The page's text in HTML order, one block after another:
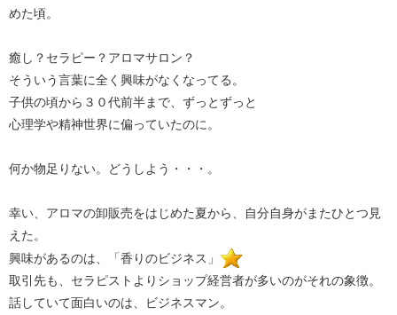
めた頃。
癒し？セラピー？アロマサロン？
そういう言葉に全く興味がなくなってる。
子供の頃から３０代前半まで、ずっとずっと
心理学や精神世界に偏っていたのに。
何か物足りない。どうしよう・・・。
幸い、アロマの卸販売をはじめた夏から、自分自身がまたひとつ見
えた。
興味があるのは、「香りのビジネス」
取引先も、セラピストよりショップ経営者が多いのがそれの象徴。
話していて面白いのは、ビジネスマン。